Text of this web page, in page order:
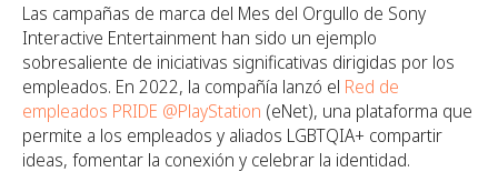
Las campañas de marca del Mes del Orgullo de Sony
Interactive Entertainment han sido un ejemplo
sobresaliente de iniciativas significativas dirigidas por los
empleados. En 2022, la compañía lanzó el Red de
empleados PRIDE @PlayStation (eNet), una plataforma que
permite a los empleados y aliados LGBTQIA+ compartir
ideas, fomentar la conexión y celebrar la identidad.